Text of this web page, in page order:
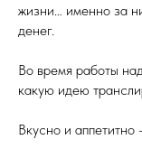
жизни… именно за
денег.
Во время работы
какую идею
Вкусно и аппетитно